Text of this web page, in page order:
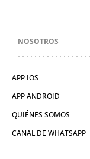
NOSOTROS
APP IOS
APP ANDROID
QUIÉNES SOMOS
CANAL DE WHATSAPP